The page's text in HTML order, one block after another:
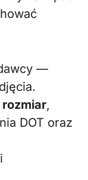
—
rozmiar,
DOT oraz